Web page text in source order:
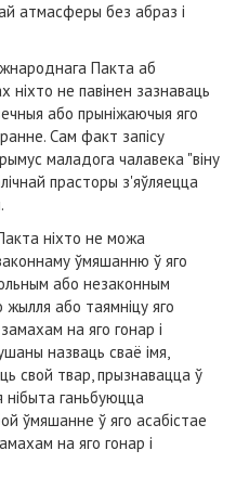
атмасферы без абраз і
Пакта аб
ніхто не павінен зазнаваць
або прыніжаючыя яго
Сам факт запісу
маладога чалавека "віну
прасторы з'яўляецца
ніхто не можа
ўмяшанню ў яго
або незаконным
або таямніцу яго
на яго гонар і
назваць сваё імя,
свой твар, прызнавацца ў
нібыта ганьбуюцца
ўмяшанне ў яго асабістае
на яго гонар і